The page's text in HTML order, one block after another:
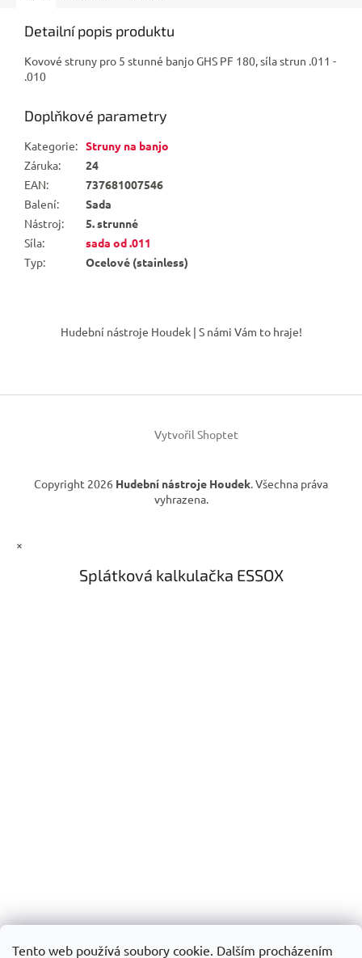
Tento web používá soubory cookie. Dalším procházením
Detailní popis produktu
Kovové struny pro 5 stunné banjo GHS PF 180, síla strun .011 -
.010
Doplňkové parametry
Kategorie: Struny na banjo
Záruka:
24
EAN:
737681007546
Balení:
Sada
Nástroj:
5. strunné
Síla:
sada od .011
Typ: Ocelové (stainless)
í
Hudební nástroje Houdek | S námi Vám to hraje!
Vytvořil Shoptet
Copyright 2026 Hudební nástroje Houdek. Všechna práva
vyhrazena.
×
Splátková kalkulačka ESSOX